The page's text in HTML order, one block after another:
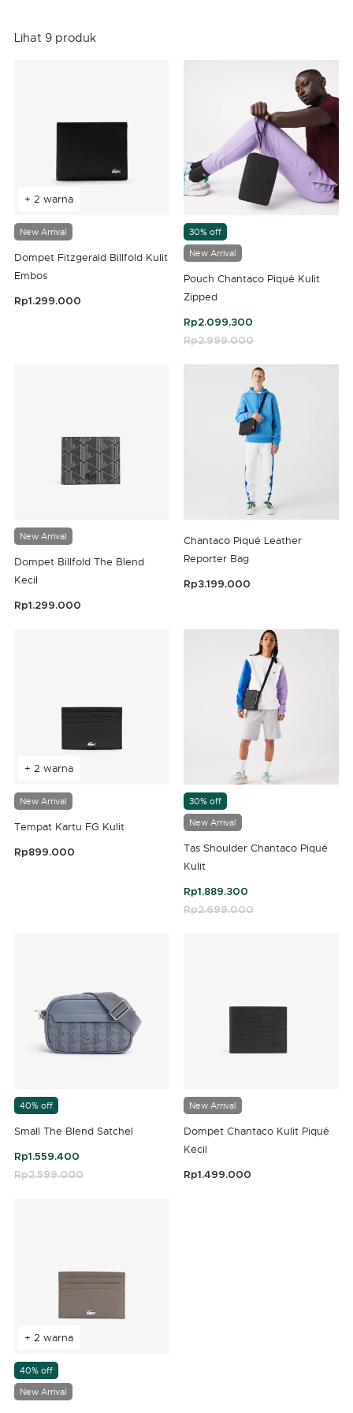
Lihat 9 produk
+ 2 warna
New Arrival
Dompet Fitzgerald Billfold Kulit
Embos
Rp1.299.000
30% off
New Arrival
Pouch Chantaco Piqué Kulit
Zipped
Rp2.099.300
Price reduced from
Rp2.999.000to
New Arrival
Dompet Billfold The Blend
Kecil
Rp1.299.000
Chantaco Piqué Leather
Reporter Bag
Rp3.199.000
+ 2 warna
New Arrival
Tempat Kartu FG Kulit
Rp899.000
30% off
New Arrival
Tas Shoulder Chantaco Piqué
Kulit
Rp1.889.300
Price reduced from
Rp2.699.000to
40% off
Small The Blend Satchel
Rp1.559.400
Price reduced from
Rp2.599.000to
New Arrival
Dompet Chantaco Kulit Piqué
Kecil
Rp1.499.000
+ 2 warna
40% off
New Arrival